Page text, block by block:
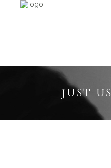
JUST US